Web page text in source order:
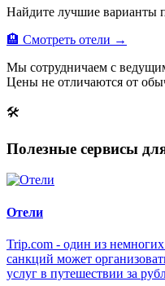
Найдите лучшие варианты
🏨 Смотреть отели →
Мы сотрудничаем с
Цены не отличаются от
🛠
Полезные сервисы
Отели
Trip.com - один из
санкций может
услуг в путешествии за